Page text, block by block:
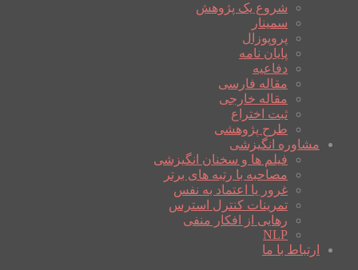
شروع یک پژوهش
سمینار
پروپوزال
پایان نامه
دفاعیه
مقاله فارسی
مقاله خارجی
ثبت اختراع
طرح پژوهشی
مشاوره انگیزشی
فیلم ها و سخنان انگیزشی
مصاحبه با رتبه های برتر
غرور یا اعتماد به نفس
تمرینات کنترل استرس
رهایی از افکار منفی
NLP
ارتباط با ما